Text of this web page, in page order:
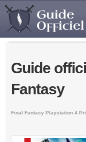
Guide
Fantasy
Final Fantasy Playstation 4